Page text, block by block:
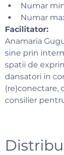
Numar
Numar
Facilitator:
Anamaria
sine prin
spatii de
dansatori in
(re)conectare,
consilier